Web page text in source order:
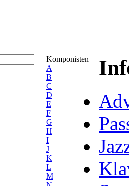
Komponisten
A
B
C
D
E
F
G
H
I
J
K
L
M